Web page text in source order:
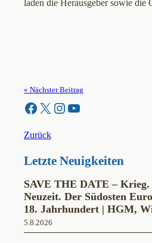
laden die Herausgeber sowie die
« Nächster Beitrag
Facebook X Instagram YouTube
Zurück
Letzte Neuigkeiten
SAVE THE DATE –
Neuzeit. Der Südosten
18. Jahrhundert | HGM,
5.8.2026